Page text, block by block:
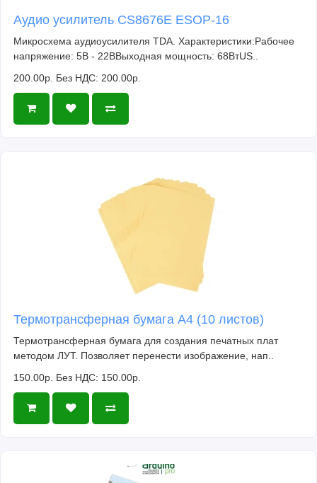
Аудио усилитель CS8676E ESOP-16
Микросхема аудиоусилителя TDA. Характеристики:Рабочее
напряжение: 5В - 22ВВыходная мощность: 68ВтUS..
200.00р. Без НДС: 200.00р.
Термотрансферная бумага А4 (10 листов)
Термотрансферная бумага для создания печатных плат
методом ЛУТ. Позволяет перенести изображение, нап..
150.00р. Без НДС: 150.00р.